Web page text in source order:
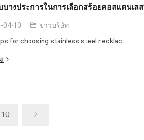
บางประการในการเลือกสร้อยคอสแตนเลส
04-10 ข่าวบริษัท
for choosing stainless steel necklac
10